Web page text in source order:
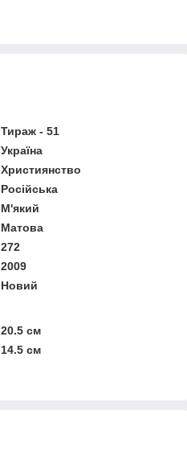
Тираж - 51
Україна
Християнство
Російська
М'який
Матова
272
2009
Новий
20.5 см
14.5 см